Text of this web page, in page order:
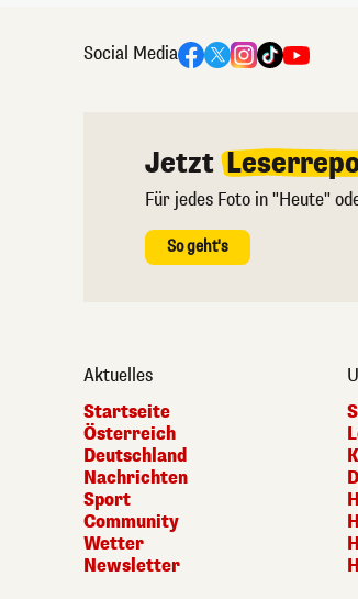
Social Media
Jetzt
Für jedes Foto in "Heute"
So geht's
Aktuelles
Startseite
Österreich
Deutschland
Nachrichten
Sport
Community
Wetter
Newsletter